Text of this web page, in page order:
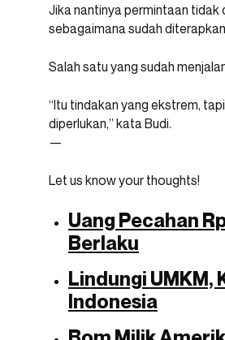
Jika nantinya permintaan tidak
sebagaimana sudah
Salah satu yang sudah
“Itu tindakan yang ekstrem,
diperlukan,” kata Budi.
—
Let us know your thoughts!
Uang Pecahan
Berlaku
Lindungi UMKM,
Indonesia